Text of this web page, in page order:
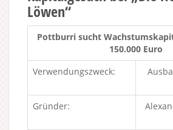
Löwen“
Pottburri sucht
150.000 Euro
Verwendungszweck:
Gründer: